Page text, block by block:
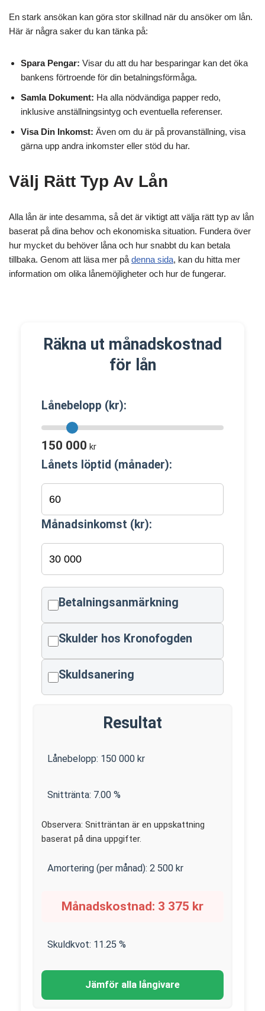
En stark ansökan kan göra stor skillnad när du ansöker om lån.
Här är några saker du kan tänka på:
Spara Pengar: Visar du att du har besparingar kan det öka
bankens förtroende för din betalningsförmåga.
Samla Dokument: Ha alla nödvändiga papper redo,
inklusive anställningsintyg och eventuella referenser.
Visa Din Inkomst: Även om du är på provanställning, visa
gärna upp andra inkomster eller stöd du har.
Välj Rätt Typ Av Lån
Alla lån är inte desamma, så det är viktigt att välja rätt typ av lån
baserat på dina behov och ekonomiska situation. Fundera över
hur mycket du behöver låna och hur snabbt du kan betala
tillbaka. Genom att läsa mer på denna sida, kan du hitta mer
information om olika lånemöjligheter och hur de fungerar.
Räkna ut månadskostnad
för lån
Lånebelopp (kr):
150 000 kr
Lånets löptid (månader):
Månadsinkomst (kr):
Betalningsanmärkning
Skulder hos Kronofogden
Skuldsanering
Resultat
Lånebelopp: 150 000 kr
Snittränta: 7.00 %
Observera: Snitträntan är en uppskattning
baserat på dina uppgifter.
Amortering (per månad): 2 500 kr
Månadskostnad: 3 375 kr
Skuldkvot: 11.25 %
Jämför alla långivare